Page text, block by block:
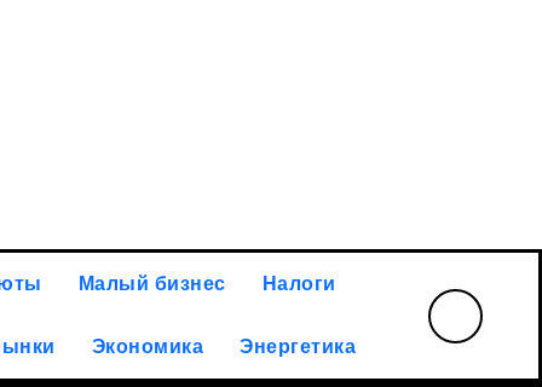
Малый бизнес Налоги
Экономика Энергетика